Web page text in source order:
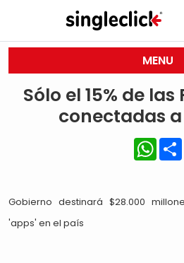
MENU
Sólo el 15% de
conectadas
Gobierno destinará $28.000
'apps' en el país